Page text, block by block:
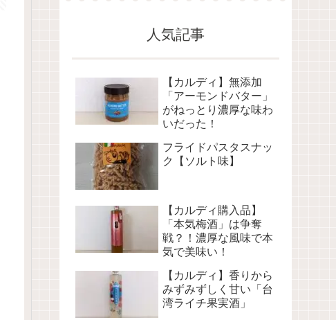
人気記事
【カルディ】無添加
「アーモンドバター」
がねっとり濃厚な味わ
いだった！
フライドパスタスナッ
ク【ソルト味】
【カルディ購入品】
「本気梅酒」は争奪
戦？！濃厚な風味で本
気で美味い！
【カルディ】香りから
みずみずしく甘い「台
湾ライチ果実酒」